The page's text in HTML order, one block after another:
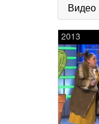
Видео
2013